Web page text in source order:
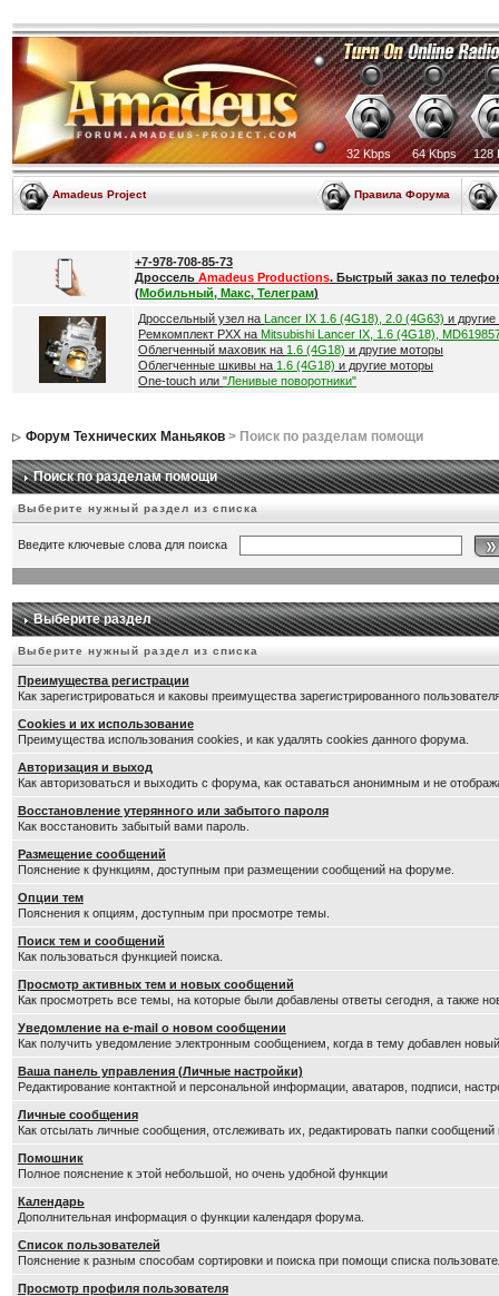
32 Kbps 64 Kbps 128
Amadeus Project Правила Форума
+7-978-708-85-73
Дроссель Amadeus Productions. Быстрый заказ по
(Мобильный, Макс, Телеграм)
Дроссельный узел на Lancer IX 1.6 (4G18), 2.0 (4G63) и
Ремкомплект РХХ на Mitsubishi Lancer IX, 1.6 (4G18),
Облегченный маховик на 1.6 (4G18) и другие моторы
Облегченные шкивы на 1.6 (4G18) и другие моторы
One-touch или "Ленивые поворотники"
Форум Технических Маньяков> Поиск по разделам помощи
Поиск по разделам помощи
Выберите нужный раздел из списка
Введите ключевые слова для поиска
Выберите раздел
Выберите нужный раздел из списка
Преимущества регистрации
Как зарегистрироваться и каковы преимущества зарегистрированного
Cookies и их использование
Преимущества использования cookies, и как удалять cookies данного форума.
Авторизация и выход
Как авторизоваться и выходить с форума, как оставаться анонимным и не
Восстановление утерянного или забытого пароля
Как восстановить забытый вами пароль.
Размещение сообщений
Пояснение к функциям, доступным при размещении сообщений на форуме.
Опции тем
Пояснения к опциям, доступным при просмотре темы.
Поиск тем и сообщений
Как пользоваться функцией поиска.
Просмотр активных тем и новых сообщений
Как просмотреть все темы, на которые были добавлены ответы сегодня, а также
Уведомление на е-mail о новом сообщении
Как получить уведомление электронным сообщением, когда в тему добавлен новый
Ваша панель управления (Личные настройки)
Редактирование контактной и персональной информации, аватаров, подписи,
Личные сообщения
Как отсылать личные сообщения, отслеживать их, редактировать папки
Помошник
Полное пояснение к этой небольшой, но очень удобной функции
Календарь
Дополнительная информация о функции календаря форума.
Список пользователей
Пояснение к разным способам сортировки и поиска при помощи списка
Просмотр профиля пользователя